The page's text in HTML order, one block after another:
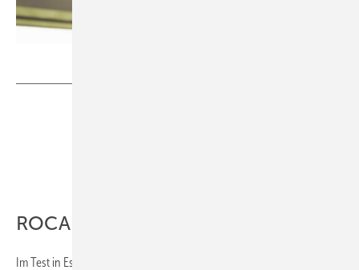
ROCA
Im Test in Esslingen haben unsere WCs mit einer Bewertung von 1,8